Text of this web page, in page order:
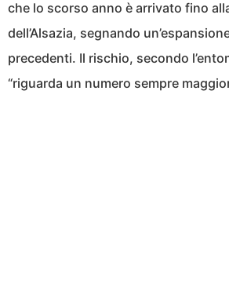
che lo scorso anno è arrivato fino
dell’Alsazia, segnando
precedenti. Il rischio, secondo
“riguarda un numero sempre